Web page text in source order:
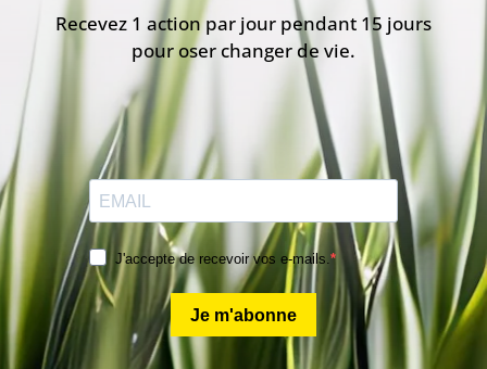
Recevez 1 action par jour pendant 15 jours
pour oser changer de vie.
J'accepte de recevoir vos e-mails.
Je m'abonne